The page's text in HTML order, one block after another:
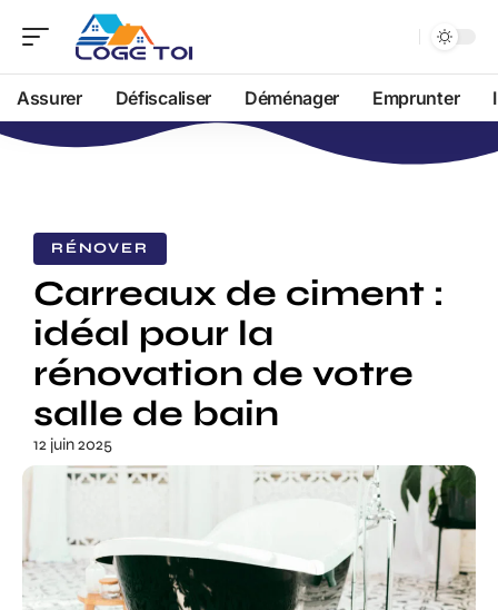
Assurer Défiscaliser Déménager Emprunter
RÉNOVER
Carreaux de ciment :
idéal pour la
rénovation de votre
salle de bain
12 juin 2025